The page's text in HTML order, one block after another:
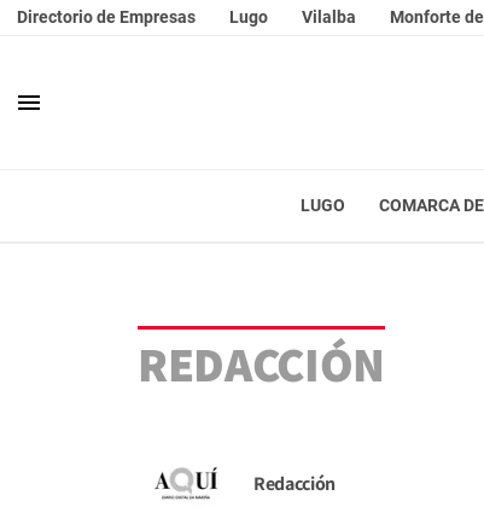
Directorio de Empresas Lugo Vilalba Monforte
menu
LUGO COMARCA
REDACCIÓN
Redacción